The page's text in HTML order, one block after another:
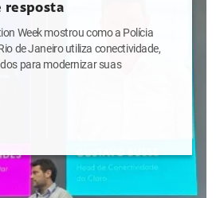
resposta
Week mostrou como a Polícia
de Janeiro utiliza conectividade,
para modernizar suas